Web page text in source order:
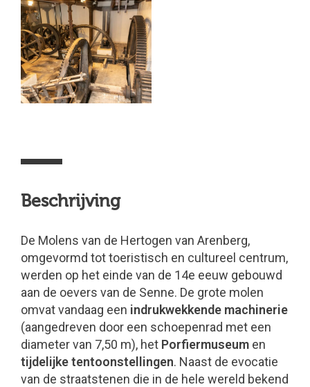
Beschrijving
De Molens van de Hertogen van Arenberg,
omgevormd tot toeristisch en cultureel centrum,
werden op het einde van de 14e eeuw gebouwd
aan de oevers van de Senne. De grote molen
omvat vandaag een indrukwekkende machinerie
(aangedreven door een schoepenrad met een
diameter van 7,50 m), het Porfiermuseum en
tijdelijke tentoonstellingen. Naast de evocatie
van de straatstenen die in de hele wereld bekend